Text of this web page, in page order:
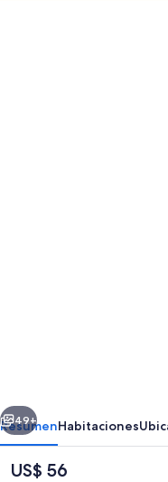
Siguiente
49+
ResumenHabitaciones
El
US$ 56